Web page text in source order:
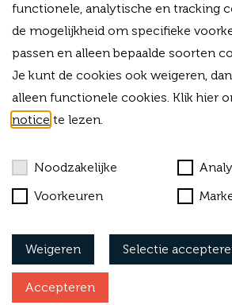
E
info@forvalue.nl
NL06RABO0325754756
KVK
BTW-ID NL869303703B01
Bekijk onze algemene voorwaarden
Privacy
Vacatures
functionele, analytische en tracking
de mogelijkheid om specifieke
passen en alleen bepaalde soorten
Je kunt de cookies ook weigeren,
alleen functionele cookies. Klik hier
notice te lezen.
Noodzakelijke
Voorkeuren
Weigeren Selectie
Accepteren